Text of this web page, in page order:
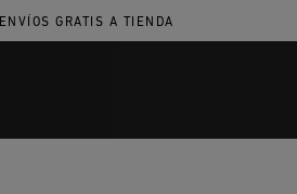
ENVÍOS GRATIS A TIENDA